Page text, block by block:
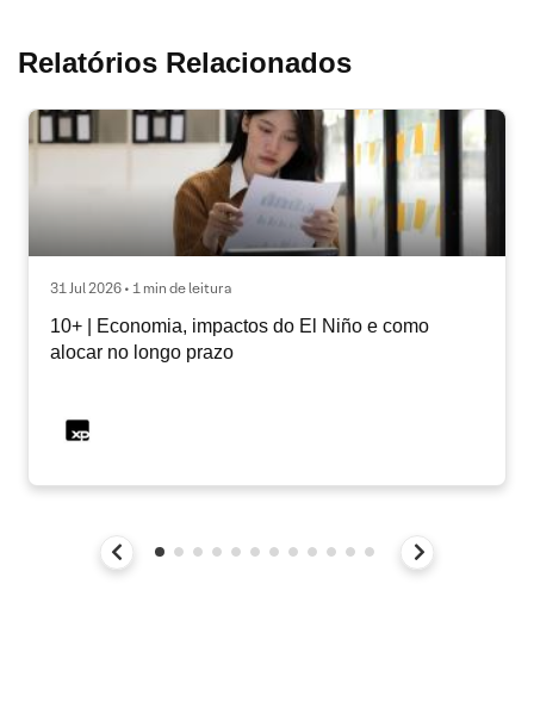
Relatórios Relacionados
31 Jul 2026 • 1 min de leitura
10+ | Economia, impactos do El Niño e como
alocar no longo prazo